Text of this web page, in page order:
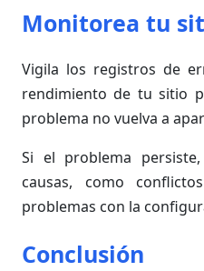
Monitorea tu
Vigila los registros de
rendimiento de tu sitio
problema no vuelva a
Si el problema
causas, como
problemas con la
Conclusión